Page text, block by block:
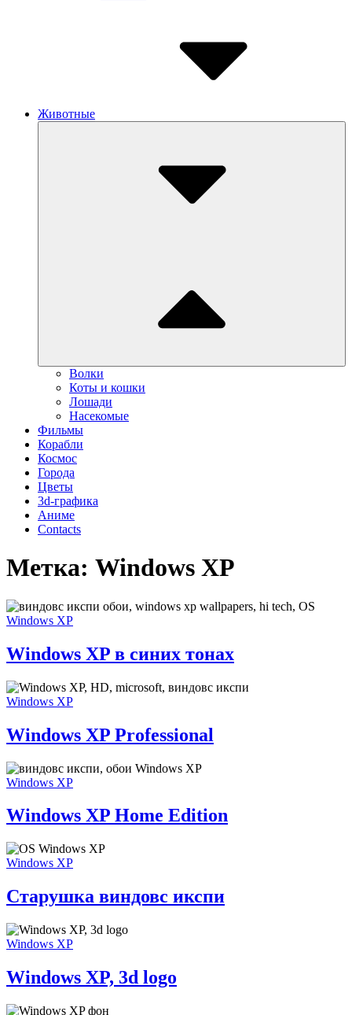
Животные
Волки
Коты и кошки
Лошади
Насекомые
Фильмы
Корабли
Космос
Города
Цветы
3d-графика
Аниме
Contacts
Метка: Windows XP
Windows
в
синих
Windows XP
Windows XP в синих тонах
Windows
Professional
Windows XP
Windows XP Professional
Windows
Home
Edition
Windows XP
Windows XP Home Edition
Старушка
икспи
Windows XP
Старушка виндовс икспи
Windows
3d
logo
Windows XP
Windows XP, 3d logo